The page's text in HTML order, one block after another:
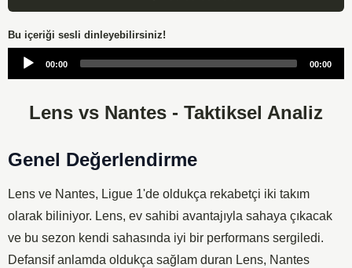
Bu içeriği sesli dinleyebilirsiniz!
Audio
00:00 00:00
Lens vs Nantes - Taktiksel Analiz
Genel Değerlendirme
Lens ve Nantes, Ligue 1'de oldukça rekabetçi iki takım
olarak biliniyor. Lens, ev sahibi avantajıyla sahaya çıkacak
ve bu sezon kendi sahasında iyi bir performans sergiledi.
Defansif anlamda oldukça sağlam duran Lens, Nantes